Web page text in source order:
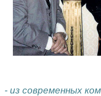
- из современных